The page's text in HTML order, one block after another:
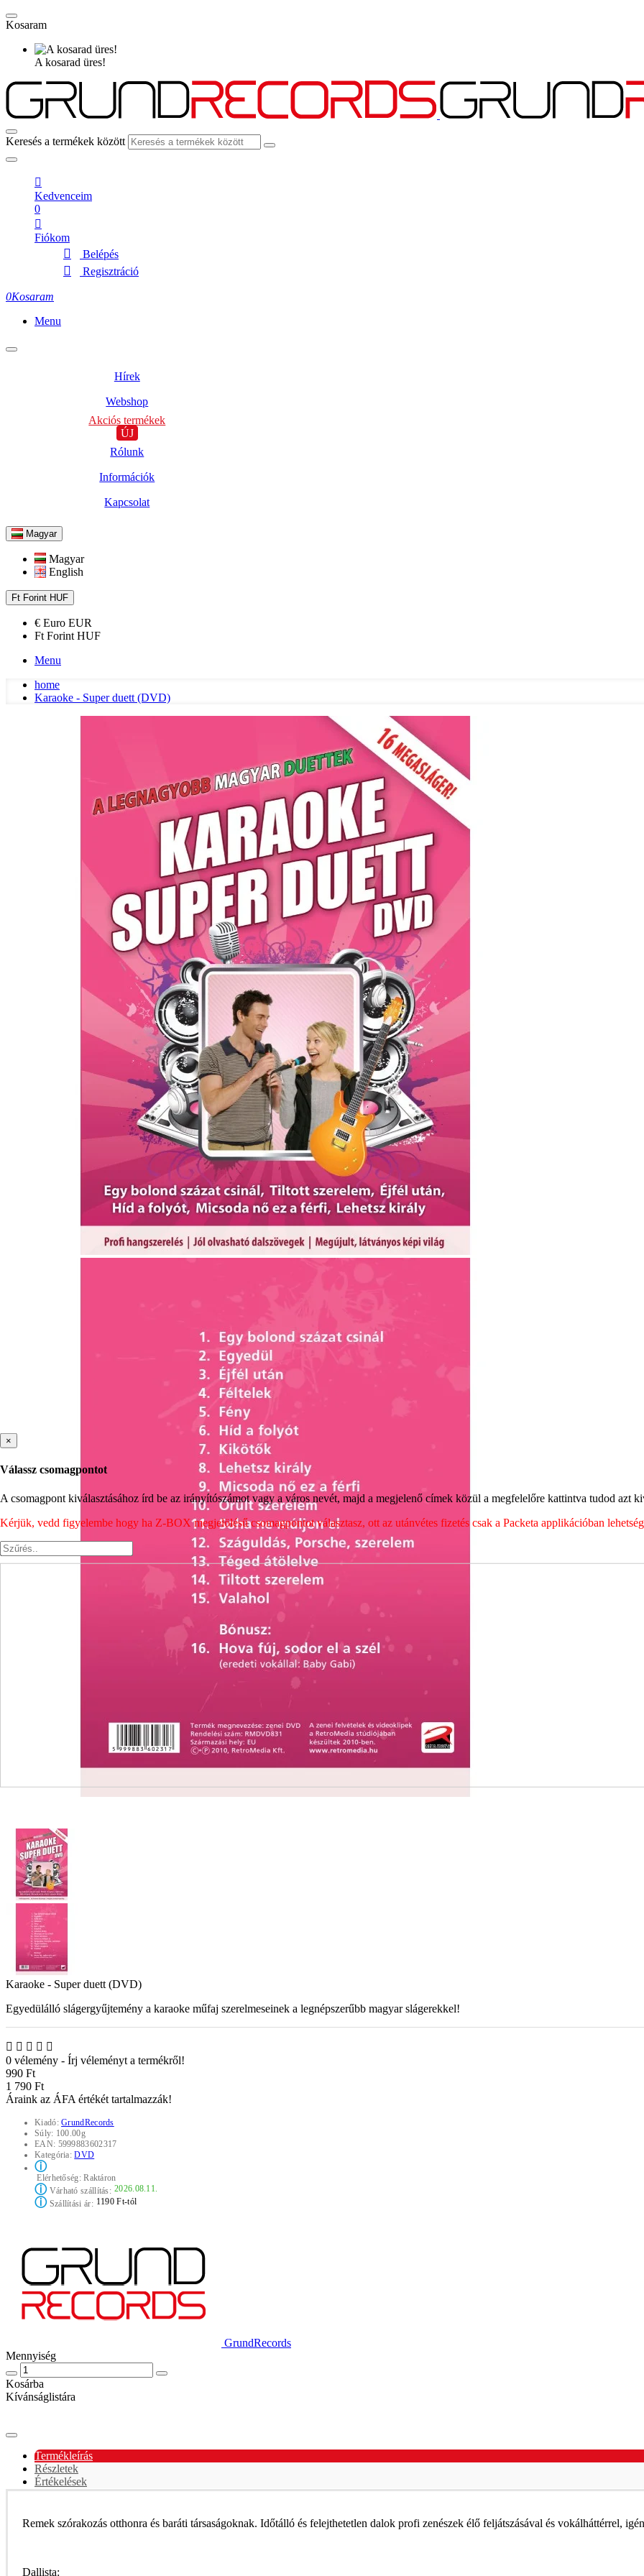
Kosaram
A kosarad üres!
Keresés a termékek között
Kedvenceim
0
Fiókom
Belépés
Regisztráció
0Kosaram
Menu
Hírek
Webshop
Akciós termékek
ÚJ
Rólunk
Információk
Kapcsolat
Magyar
Magyar
English
Ft Forint HUF
€ Euro EUR
Ft Forint HUF
Menu
home
Karaoke - Super duett (DVD)
Karaoke - Super duett (DVD)
Egyedülálló slágergyűjtemény a karaoke műfaj szerelmeseinek a legnépszerűbb magyar slágerekkel!
0 vélemény - Írj véleményt a termékről!
990 Ft
1 790 Ft
Áraink az ÁFA értékét tartalmazzák!
Kiadó:GrundRecords
Súly: 100.00g
EAN: 5999883602317
Kategória:DVD
ⓘ
Elérhetőség:Raktáron
ⓘVárható szállítás: 2026.08.11.
ⓘSzállítási ár: 1190 Ft-tól
GrundRecords
Mennyiség
Kosárba
Kívánságlistára
Termékleírás
Részletek
Értékelések
Remek szórakozás otthonra és baráti társaságoknak. Időtálló és felejthetetlen dalok profi zenészek élő feljátszásával és vokálháttérrel,
Dallista:
×
Válassz csomagpontot
A csomagpont kiválasztásához írd be az irányítószámot vagy a város nevét, majd a megjelenő címek közül a megfelelőre kattintva tudod azt
Kérjük, vedd figyelembe hogy ha Z-BOX megjelölésű csomagpontot választasz, ott az utánvétes fizetés csak a Packeta applikációban